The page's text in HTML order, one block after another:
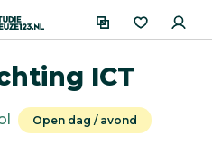
ICT
Open dag / avond